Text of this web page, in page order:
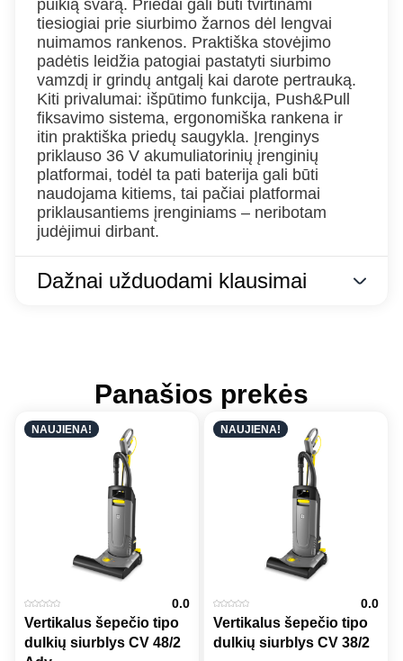
puikią švarą. Priedai gali būti tvirtinami
tiesiogiai prie siurbimo žarnos dėl lengvai
nuimamos rankenos. Praktiška stovėjimo
padėtis leidžia patogiai pastatyti siurbimo
vamzdį ir grindų antgalį kai darote pertrauką.
Kiti privalumai: išpūtimo funkcija, Push&Pull
fiksavimo sistema, ergonomiška rankena ir
itin praktiška priedų saugykla. Įrenginys
priklauso 36 V akumuliatorinių įrenginių
platformai, todėl ta pati baterija gali būti
naudojama kitiems, tai pačiai platformai
priklausantiems įrenginiams – neribotam
judėjimui dirbant.
Dažnai užduodami klausimai
Panašios prekės
NAUJIENA!
0.0
Vertikalus šepečio tipo
dulkių siurblys CV 48/2
NAUJIENA!
0.0
Vertikalus šepečio tipo
dulkių siurblys CV 38/2